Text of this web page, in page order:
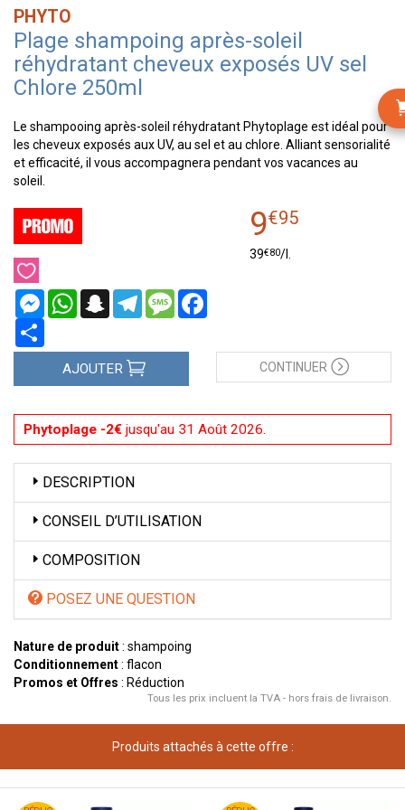
PHYTO
Plage shampoing après-soleil
réhydratant cheveux exposés UV sel
Chlore 250ml
Le shampooing après-soleil réhydratant Phytoplage est idéal pour
les cheveux exposés aux UV, au sel et au chlore. Alliant sensorialité
et efficacité, il vous accompagnera pendant vos vacances au
soleil.
MessengerWhatsAppSnapchatTelegramMessage
9€95
39€80/
AJOUTER CONTINUER
Phytoplage -2€ jusqu'au 31 Août 2026.
DESCRIPTION
CONSEIL D’UTILISATION
COMPOSITION
POSEZ UNE QUESTION
Nature de produit: shampoing
Conditionnement: flacon
Promos et Offres : Réduction
Tous les prix incluent la TVA - hors frais de livraison.
Produits attachés à cette offre :